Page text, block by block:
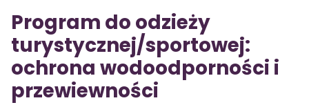
Program do odzieży
turystycznej/sportowej:
ochrona wodoodporności i
przewiewności